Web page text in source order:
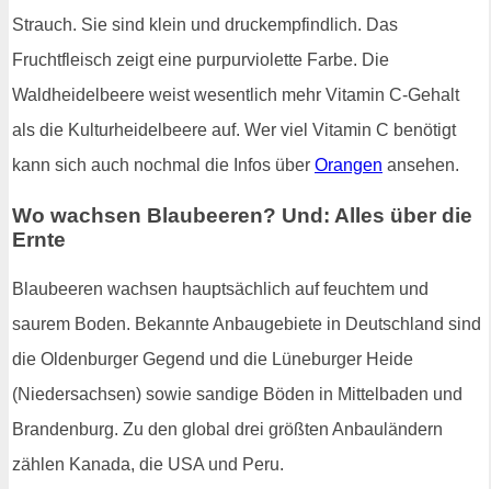
Strauch. Sie sind klein und druckempfindlich. Das
Fruchtfleisch zeigt eine purpurviolette Farbe. Die
Waldheidelbeere weist wesentlich mehr Vitamin C-Gehalt
als die Kulturheidelbeere auf. Wer viel Vitamin C benötigt
kann sich auch nochmal die Infos über Orangen ansehen.
Wo wachsen Blaubeeren? Und: Alles über die
Ernte
Blaubeeren wachsen hauptsächlich auf feuchtem und
saurem Boden. Bekannte Anbaugebiete in Deutschland sind
die Oldenburger Gegend und die Lüneburger Heide
(Niedersachsen) sowie sandige Böden in Mittelbaden und
Brandenburg. Zu den global drei größten Anbauländern
zählen Kanada, die USA und Peru.